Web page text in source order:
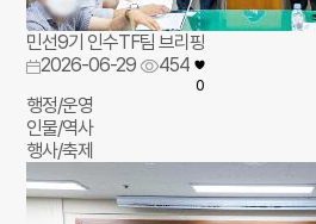
민선9기 인수TF팀 브리핑
2026-06-29
454
0
행정/운영
인물/역사
행사/축제